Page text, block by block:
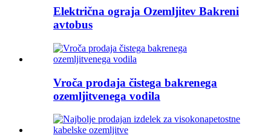
Električna ograja Ozemljitev Bakreni
avtobus
Vroča prodaja čistega bakrenega
ozemljitvenega vodila